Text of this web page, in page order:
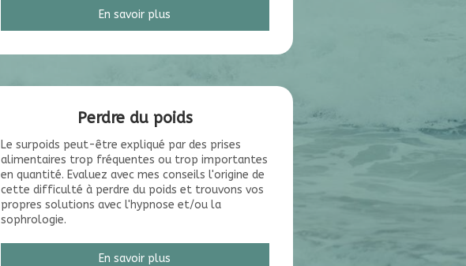
En savoir plus
Perdre du poids
Le surpoids peut-être expliqué par des prises
alimentaires trop fréquentes ou trop importantes
en quantité. Evaluez avec mes conseils l'origine de
cette difficulté à perdre du poids et trouvons vos
propres solutions avec l'hypnose et/ou la
sophrologie.
En savoir plus